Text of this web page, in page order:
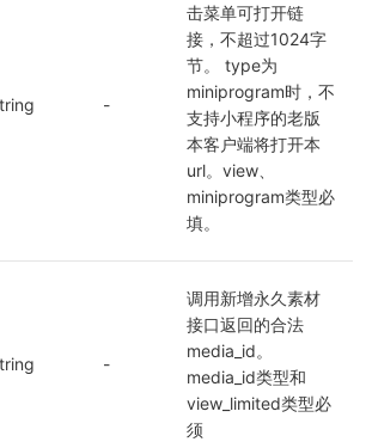
-
击菜单可打开链
接，不超过1024字
节。 type为
miniprogram时，不
支持小程序的老版
本客户端将打开本
url。view、
miniprogram类型必
填。
-
调用新增永久素材
接口返回的合法
media_id。
media_id类型和
view_limited类型必
须